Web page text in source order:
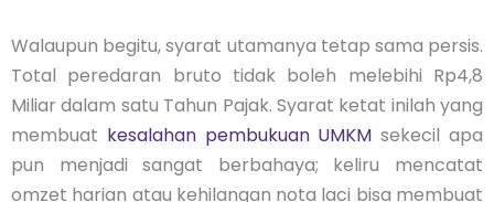
Walaupun begitu, syarat utamanya tetap sama persis.
Total peredaran bruto tidak boleh melebihi Rp4,8
Miliar dalam satu Tahun Pajak. Syarat ketat inilah yang
membuat kesalahan pembukuan UMKM sekecil apa
pun menjadi sangat berbahaya; keliru mencatat
omzet harian atau kehilangan nota laci bisa membuat